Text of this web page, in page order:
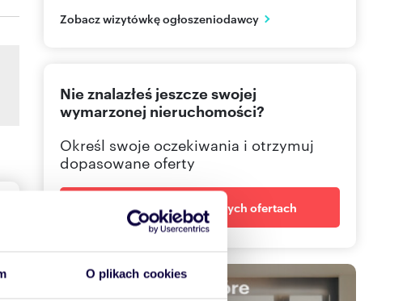
O plikach cookies
PL
322515 Pokaż telefon
Zobacz wizytówkę ogłoszeniodawcy
Nie znalazłeś jeszcze swojej
wymarzonej nieruchomości?
Określ swoje oczekiwania i otrzymuj
dopasowane oferty
Powiadom o nowych ofertach